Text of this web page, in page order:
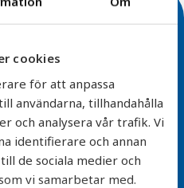
cookies
för att anpassa
användarna, tillhandahålla
och analysera vår trafik. Vi
identifierare och annan
de sociala medier och
vi samarbetar med.
designade för smidig
– vi erbjuder även